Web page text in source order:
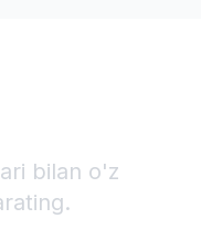
bilan o'z